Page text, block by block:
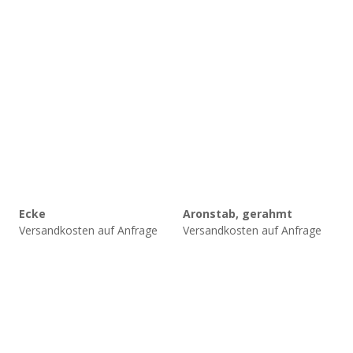
Ecke
Versandkosten auf Anfrage
Aronstab, gerahmt
Versandkosten auf Anfrage